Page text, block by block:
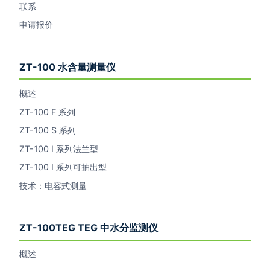
联系
申请报价
ZT-100 水含量测量仪
概述
ZT-100 F 系列
ZT-100 S 系列
ZT-100 I 系列法兰型
ZT-100 I 系列可抽出型
技术：电容式测量
ZT-100TEG TEG 中水分监测仪
概述